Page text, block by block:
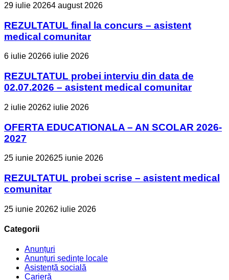
29 iulie 20264 august 2026
REZULTATUL final la concurs – asistent
medical comunitar
6 iulie 20266 iulie 2026
REZULTATUL probei interviu din data de
02.07.2026 – asistent medical comunitar
2 iulie 20262 iulie 2026
OFERTA EDUCATIONALA – AN SCOLAR 2026-
2027
25 iunie 202625 iunie 2026
REZULTATUL probei scrise – asistent medical
comunitar
25 iunie 20262 iulie 2026
Categorii
Anunțuri
Anunțuri ședințe locale
Asistență socială
Carieră